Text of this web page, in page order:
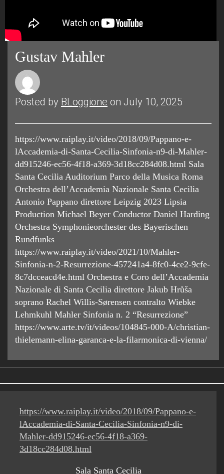
Gustav Mahler
Posted by BLoggione on July 10, 2025
https://www.raiplay.it/video/2018/09/Pappano-e-
lAccademia-di-Santa-Cecilia-Sinfonia-n9-di-Mahler-
dd915246-ec56-4f18-a369-3d18cc284d08.html Sala
Santa Cecilia Auditorium Parco della Musica Roma
Orchestra dell’Accademia Nazionale Santa Cecilia
Antonio Pappano direttore Leipzig 2023 Lipsia
Production Michael Beyer Conductor Daniel Harding
Orchestra Symphonieorchester des Bayerischen
Rundfunks
https://www.raiplay.it/video/2021/10/Mahler-
Sinfonia-n-2-Resurrezione-457241a4-8fc0-4ce2-9cfe-
8c7dcceacd4e.html Orchestra e Coro dell’Accademia
Nazionale di Santa Cecilia direttore Jakub Hrůša
soprano Rachel Willis-Sørensen contralto Wiebke
Lehmkuhl Mahler Sinfonia n. 2 “Resurrezione”
https://www.arte.tv/it/videos/104845-000-A/christian-
thielemann-elina-garanca-e-la-filarmonica-di-vienna/
https://www.raiplay.it/video/2018/09/Pappano-e-
lAccademia-di-Santa-Cecilia-Sinfonia-n9-di-
Mahler-dd915246-ec56-4f18-a369-
3d18cc284d08.html
Sala Santa Cecilia